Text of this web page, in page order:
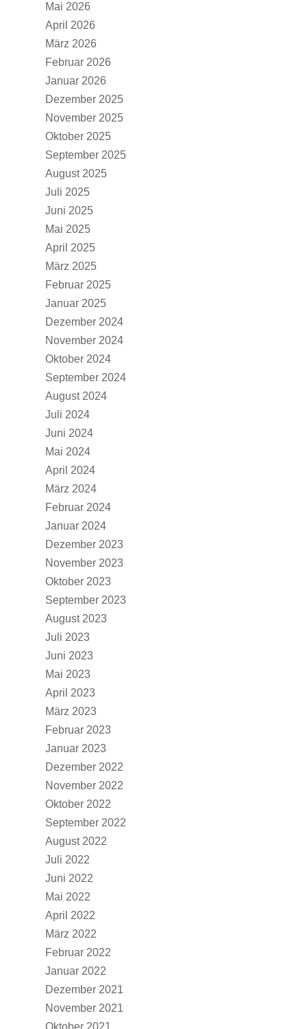
Mai 2026
April 2026
März 2026
Februar 2026
Januar 2026
Dezember 2025
November 2025
Oktober 2025
September 2025
August 2025
Juli 2025
Juni 2025
Mai 2025
April 2025
März 2025
Februar 2025
Januar 2025
Dezember 2024
November 2024
Oktober 2024
September 2024
August 2024
Juli 2024
Juni 2024
Mai 2024
April 2024
März 2024
Februar 2024
Januar 2024
Dezember 2023
November 2023
Oktober 2023
September 2023
August 2023
Juli 2023
Juni 2023
Mai 2023
April 2023
März 2023
Februar 2023
Januar 2023
Dezember 2022
November 2022
Oktober 2022
September 2022
August 2022
Juli 2022
Juni 2022
Mai 2022
April 2022
März 2022
Februar 2022
Januar 2022
Dezember 2021
November 2021
Oktober 2021